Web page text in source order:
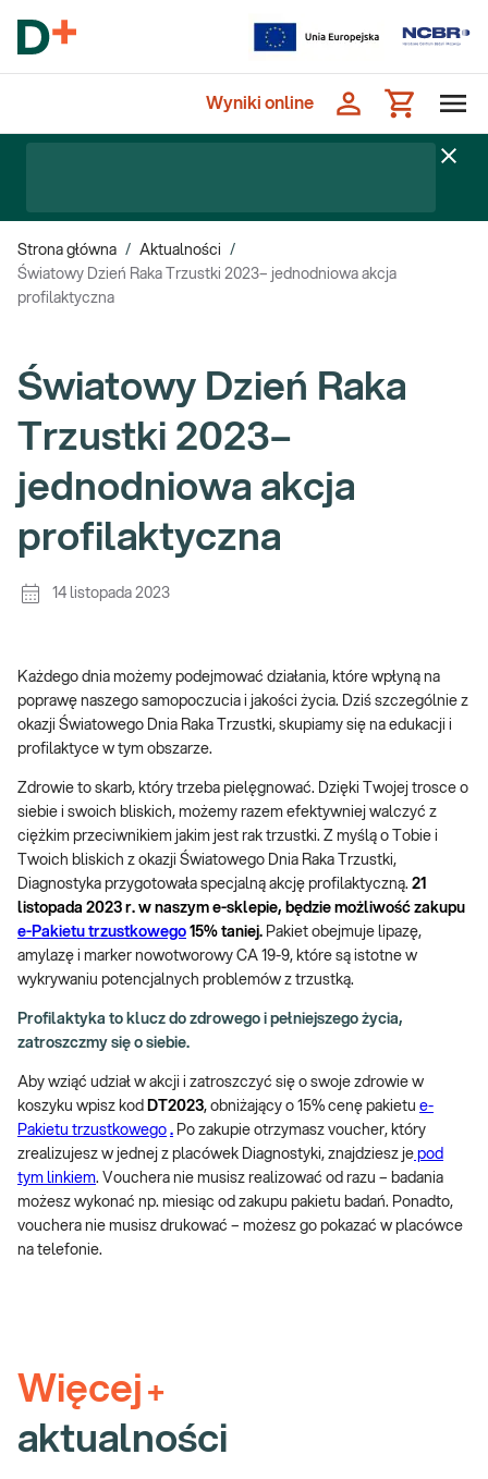
Wyniki online
Strona główna / Aktualności
/
Światowy Dzień Raka Trzustki 2023– jednodniowa akcja
profilaktyczna
Światowy Dzień Raka
Trzustki 2023–
jednodniowa akcja
profilaktyczna
14 listopada 2023
Każdego dnia możemy podejmować działania, które wpłyną na
poprawę naszego samopoczucia i jakości życia. Dziś szczególnie z
okazji Światowego Dnia Raka Trzustki, skupiamy się na edukacji i
profilaktyce w tym obszarze.
Zdrowie to skarb, który trzeba pielęgnować. Dzięki Twojej trosce o
siebie i swoich bliskich, możemy razem efektywniej walczyć z
ciężkim przeciwnikiem jakim jest rak trzustki. Z myślą o Tobie i
Twoich bliskich z okazji Światowego Dnia Raka Trzustki,
Diagnostyka przygotowała specjalną akcję profilaktyczną. 21
listopada 2023 r. w naszym e-sklepie, będzie możliwość zakupu
e-Pakietu trzustkowego 15% taniej. Pakiet obejmuje lipazę,
amylazę i marker nowotworowy CA 19-9, które są istotne w
wykrywaniu potencjalnych problemów z trzustką.
Profilaktyka to klucz do zdrowego i pełniejszego życia,
zatroszczmy się o siebie.
Aby wziąć udział w akcji i zatroszczyć się o swoje zdrowie w
koszyku wpisz kod DT2023, obniżający o 15% cenę pakietu e-
Pakietu trzustkowego . Po zakupie otrzymasz voucher, który
zrealizujesz w jednej z placówek Diagnostyki, znajdziesz je pod
tym linkiem. Vouchera nie musisz realizować od razu – badania
możesz wykonać np. miesiąc od zakupu pakietu badań. Ponadto,
vouchera nie musisz drukować – możesz go pokazać w placówce
na telefonie.
Więcej +
aktualności